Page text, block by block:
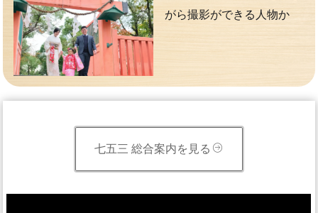
がら撮影ができる人物か
七五三 総合案内を見る